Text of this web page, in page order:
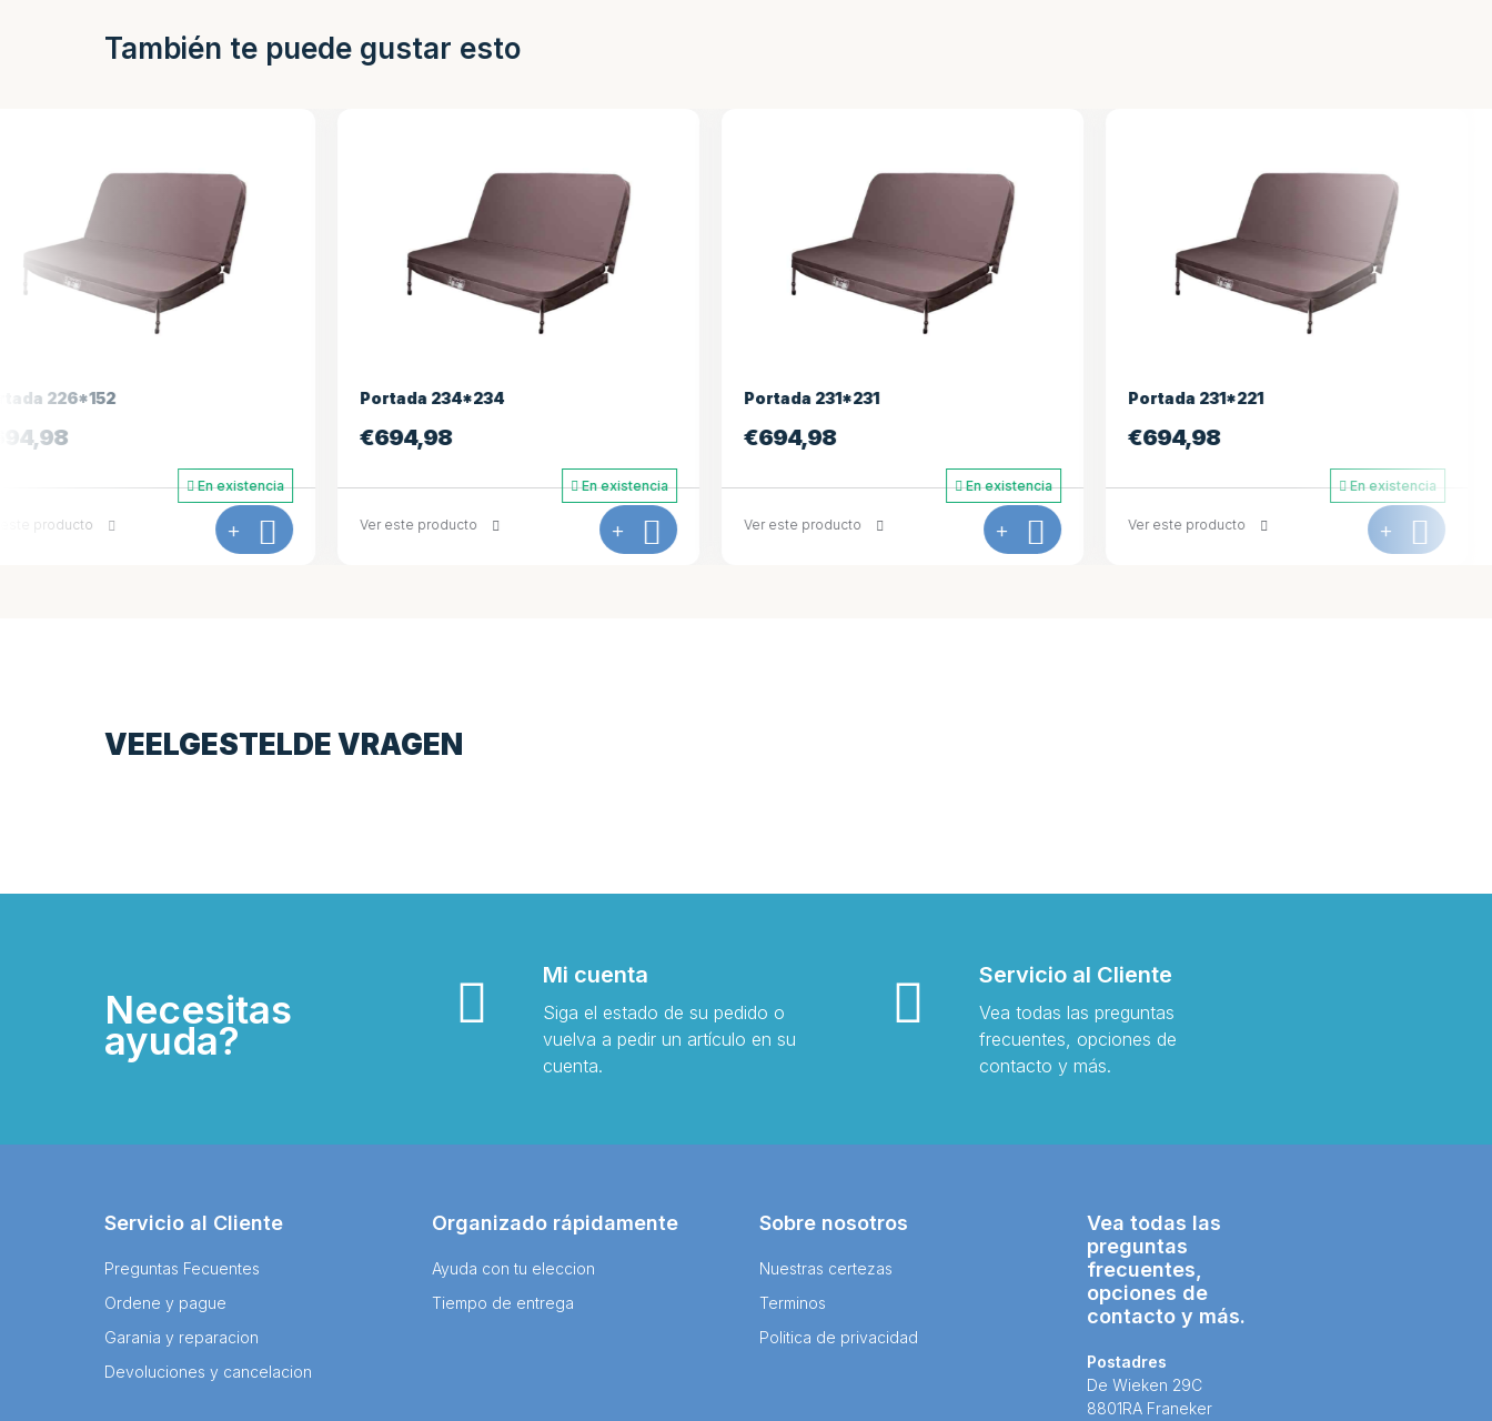
También te puede gustar esto
Portada 234*234
€694,98
En existencia
Ver este producto +
Portada 231*231
€694,98
En existencia
Ver este producto +
Portada 231*221
€694,98
En existencia
Ver este producto +
Portada 234*234
€927,30
En existencia
Ver este producto
VEELGESTELDE VRAGEN
Necesitas
ayuda?
Mi cuenta
Siga el estado de su pedido o
vuelva a pedir un artículo en su
cuenta.
Servicio al Cliente
Vea todas las preguntas
frecuentes, opciones de
contacto y más.
Servicio al Cliente
Preguntas Fecuentes
Ordene y pague
Garania y reparacion
Devoluciones y cancelacion
Organizado rápidamente
Ayuda con tu eleccion
Tiempo de entrega
Sobre nosotros
Nuestras certezas
Terminos
Politica de privacidad
Vea todas las
preguntas
frecuentes,
opciones de
contacto y más.
Postadres
De Wieken 29C
8801RA Franeker